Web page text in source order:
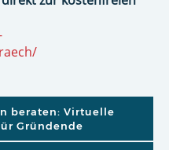
beraten: Virtuelle
Gründende